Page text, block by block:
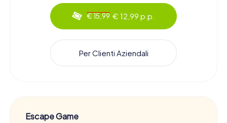
€ 15,99 € 12,99 p.p.
Per Clienti Aziendali
Escape Game